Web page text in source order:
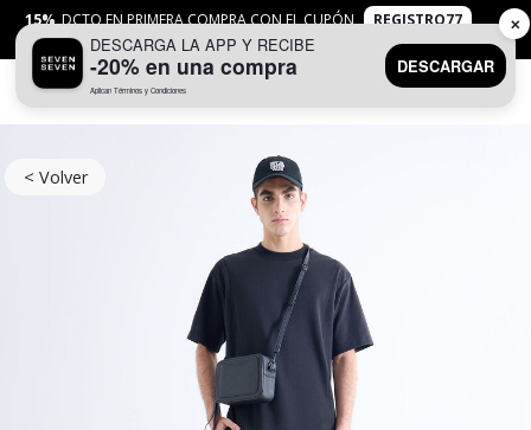
15% DCTO EN PRIMERA COMPRA CON EL CUPÓN
REGISTRO77
APLICANTYC
< Volver
DESCARGA LA APP Y RECIBE
-20% en una compra
Aplican Términos y Condiciones
DESCARGAR
✕